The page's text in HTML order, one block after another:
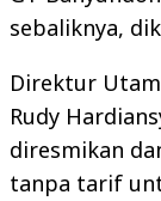
sebaliknya,
Direktur
Rudy
diresmikan
tanpa tarif